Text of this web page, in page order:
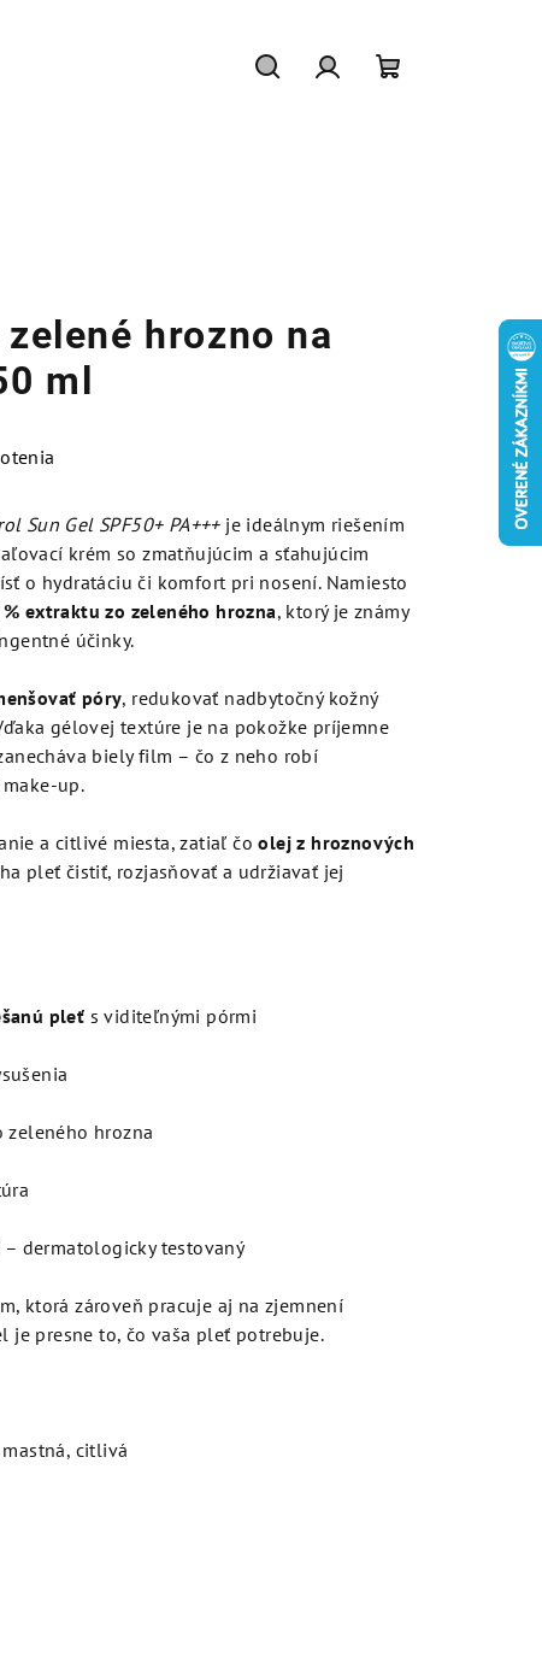
hrozno na
ml
Sun Gel SPF50+ PA+++je ideálnym riešením
krém so zmatňujúcim a sťahujúcim
o hydratáciu či komfort pri nosení. Namiesto
% extraktu zo zeleného hrozna, ktorý je známy
účinky.
póry, redukovať nadbytočný kožný
gélovej textúre je na pokožke príjemne
biely film – čo z neho robí
up.
a citlivé miesta, zatiaľ čoolej z hroznových
pleť čistiť, rozjasňovať a udržiavať jej
pleť s viditeľnými pórmi
zeleného hrozna
– dermatologicky testovaný
ktorá zároveň pracuje aj na zjemnení
je presne to, čo vaša pleť potrebuje.
citlivá